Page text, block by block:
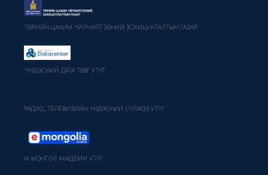
ТӨРИЙН ЦАХИМ ҮЙЛЧИЛГЭЭНИЙ ЗОХИЦУУЛАЛТЫН ГАЗАР
"ҮНДЭСНИЙ ДАТА ТӨВ" УТҮГ
РАДИО, ТЕЛЕВИЗИЙН ҮНДЭСНИЙ СҮЛЖЭЭ УТҮГ
И-МОНГОЛ АКАДЕМИ УТҮГ